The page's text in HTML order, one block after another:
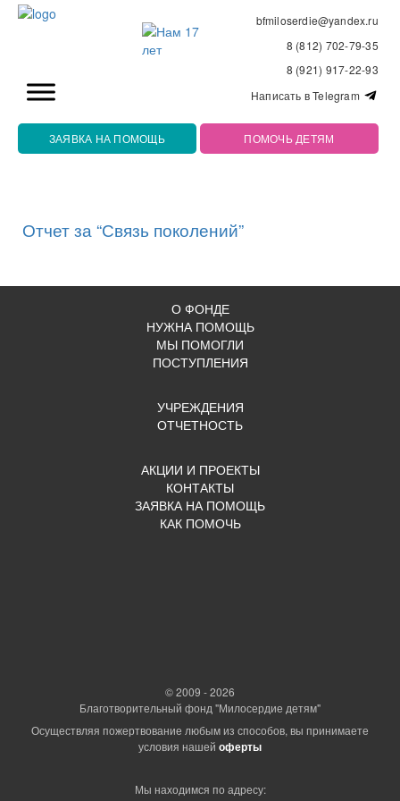
bfmiloserdie@yandex.ru
8 (812) 702-79-35
8 (921) 917-22-93
Написать в Telegram
ЗАЯВКА НА ПОМОЩЬ ПОМОЧЬ ДЕТЯМ
Отчет за “Связь поколений”
О ФОНДЕ
НУЖНА ПОМОЩЬ
МЫ ПОМОГЛИ
ПОСТУПЛЕНИЯ
УЧРЕЖДЕНИЯ
ОТЧЕТНОСТЬ
АКЦИИ И ПРОЕКТЫ
КОНТАКТЫ
ЗАЯВКА НА ПОМОЩЬ
КАК ПОМОЧЬ
© 2009 - 2026
Благотворительный фонд "Милосердие детям"
Осуществляя пожертвование любым из способов, вы принимаете
условия нашей оферты
Мы находимся по адресу: